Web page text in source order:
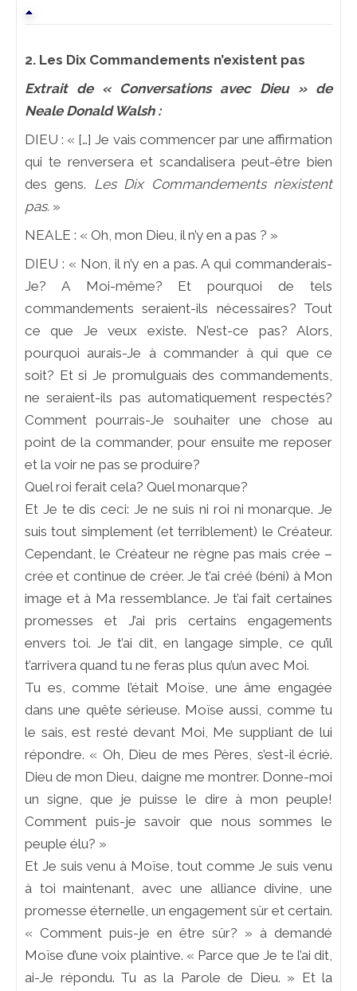
2. Les Dix Commandements n’existent pas
Extrait de « Conversations avec Dieu » de
Neale Donald Walsh :
DIEU : « […] Je vais commencer par une affirmation
qui te renversera et scandalisera peut-être bien
des gens. Les Dix Commandements n’existent
pas. »
NEALE : « Oh, mon Dieu, il n’y en a pas ? »
DIEU : « Non, il n’y en a pas. A qui commanderais-
Je? A Moi-même? Et pourquoi de tels
commandements seraient-ils nécessaires? Tout
ce que Je veux existe. N’est-ce pas? Alors,
pourquoi aurais-Je à commander à qui que ce
soit? Et si Je promulguais des commandements,
ne seraient-ils pas automatiquement respectés?
Comment pourrais-Je souhaiter une chose au
point de la commander, pour ensuite me reposer
et la voir ne pas se produire?
Quel roi ferait cela? Quel monarque?
Et Je te dis ceci: Je ne suis ni roi ni monarque. Je
suis tout simplement (et terriblement) le Créateur.
Cependant, le Créateur ne règne pas mais crée –
crée et continue de créer. Je t’ai créé (béni) à Mon
image et à Ma ressemblance. Je t’ai fait certaines
promesses et J’ai pris certains engagements
envers toi. Je t’ai dit, en langage simple, ce qu’il
t’arrivera quand tu ne feras plus qu’un avec Moi.
Tu es, comme l’était Moïse, une âme engagée
dans une quête sérieuse. Moïse aussi, comme tu
le sais, est resté devant Moi, Me suppliant de lui
répondre. « Oh, Dieu de mes Pères, s’est-il écrié.
Dieu de mon Dieu, daigne me montrer. Donne-moi
un signe, que je puisse le dire à mon peuple!
Comment puis-je savoir que nous sommes le
peuple élu? »
Et Je suis venu à Moïse, tout comme Je suis venu
à toi maintenant, avec une alliance divine, une
promesse éternelle, un engagement sûr et certain.
« Comment puis-je en être sûr? » à demandé
Moïse d’une voix plaintive. « Parce que Je te l’ai dit,
ai-Je répondu. Tu as la Parole de Dieu. » Et la